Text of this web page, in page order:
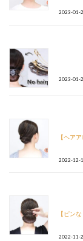
2023-01-
2023-01-
【ヘア
2022-12-
【ピン
2022-11-